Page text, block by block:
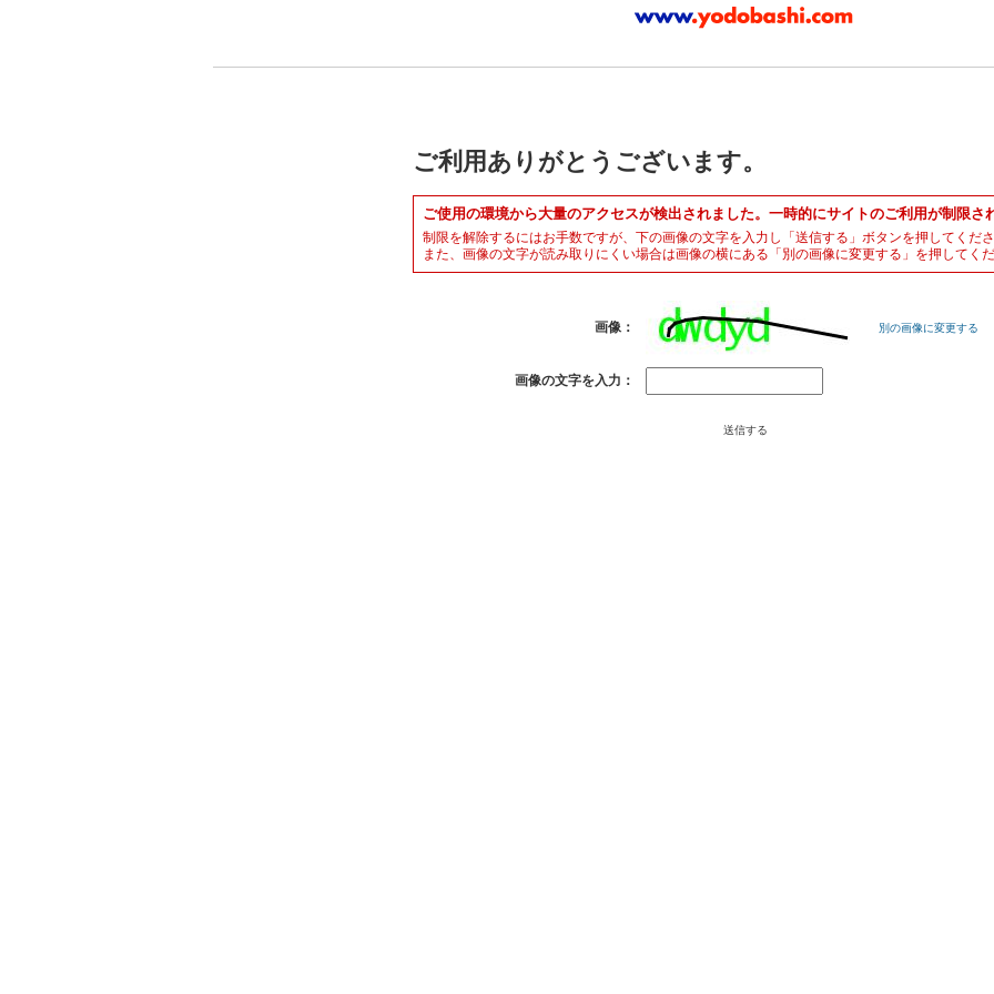
ご利用ありがとうございます。
ご使用の環境から大量のアクセスが検出されました。一時的にサイトのご利用が制限さ
制限を解除するにはお手数ですが、下の画像の文字を入力し「送信する」ボタンを押してくださ
また、画像の文字が読み取りにくい場合は画像の横にある「別の画像に変更する」を押してくだ
画像： 別の画像に変更する
画像の文字を入力：
送信する